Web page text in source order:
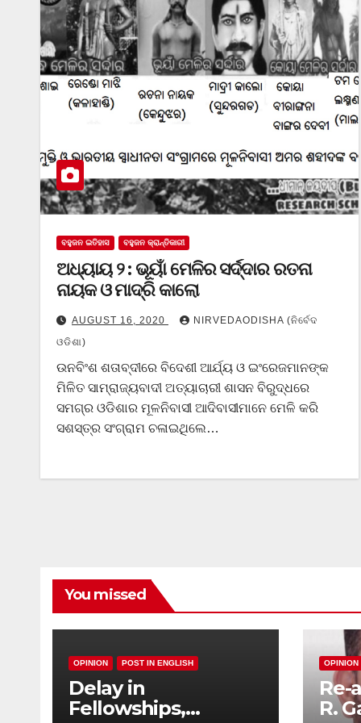
ବହୁଜନ ଇତିହାସ ବହୁଜନ କ୍ରାନ୍ତିକାରୀ
ଅଧ୍ୟାୟ ୨ : ଭୂୟାଁ ମେଳିର ସର୍ଦ୍ଦାର ରତନା
ନାୟକ ଓ ମାଦ୍ରି କାଲୋ
AUGUST 16, 2020
NIRVEDAODISHA (ନିର୍ବେଦ
ଓଡିଶା)
ଉନବିଂଶ ଶତାବ୍ଦୀରେ ବିଦେଶୀ ଆର୍ଯ୍ୟ ଓ ଇଂରେଜମାନଙ୍କ
ମିଳିତ ସାମ୍ରାଜ୍ୟବାଦୀ ଅତ୍ୟାଚାରୀ ଶାସନ ବିରୁଦ୍ଧରେ
ସମଗ୍ର ଓଡିଶାର ମୂଳନିବାସୀ ଆଦିବାସୀମାନେ ମେଳି କରି
ସଶସ୍ତ୍ର ସଂଗ୍ରାମ ଚଳାଇଥିଲେ…
You missed
OPINION POST IN ENGLISH
Delay in
Fellowships,
OPINION
Re-
R.